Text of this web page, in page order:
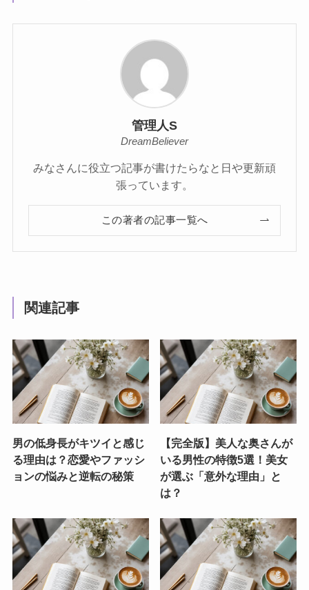
管理人S
DreamBeliever
みなさんに役立つ記事が書けたらなと日や更新頑
張っています。
この著者の記事一覧へ
関連記事
男の低身長がキツイと感じ
る理由は？恋愛やファッシ
ョンの悩みと逆転の秘策
【完全版】美人な奥さんが
いる男性の特徴5選！美女
が選ぶ「意外な理由」と
は？